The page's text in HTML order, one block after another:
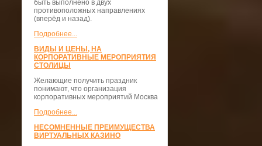
быть выполнено в двух
противоположных направлениях
(вперёд и назад).
Подробнее...
ВИДЫ И ЦЕНЫ, НА
КОРПОРАТИВНЫЕ МЕРОПРИЯТИЯ
СТОЛИЦЫ
Желающие получить праздник
понимают, что организация
корпоративных мероприятий Москва
Подробнее...
НЕСОМНЕННЫЕ ПРЕИМУЩЕСТВА
ВИРТУАЛЬНЫХ КАЗИНО